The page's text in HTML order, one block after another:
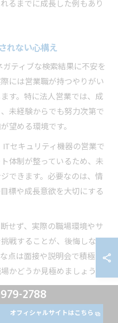
るまでに成長した例もあり
れない心構え
ガティブな検索結果に不安を
には営業職が持つやりがい
す。特に法人営業では、成
未経験からでも努力次第で
望める環境です。
セキュリティ機器の営業で
体制が整っているため、未
できます。必要なのは、情
標や成長意欲を大切にする
せず、実際の職場環境やサ
戦することが、後悔しない
点は面接や説明会で積極的
かどうか見極めましょう。
る条件とは
は、未経験者向けの研修制
2788
オフィシャルサイトはこちら